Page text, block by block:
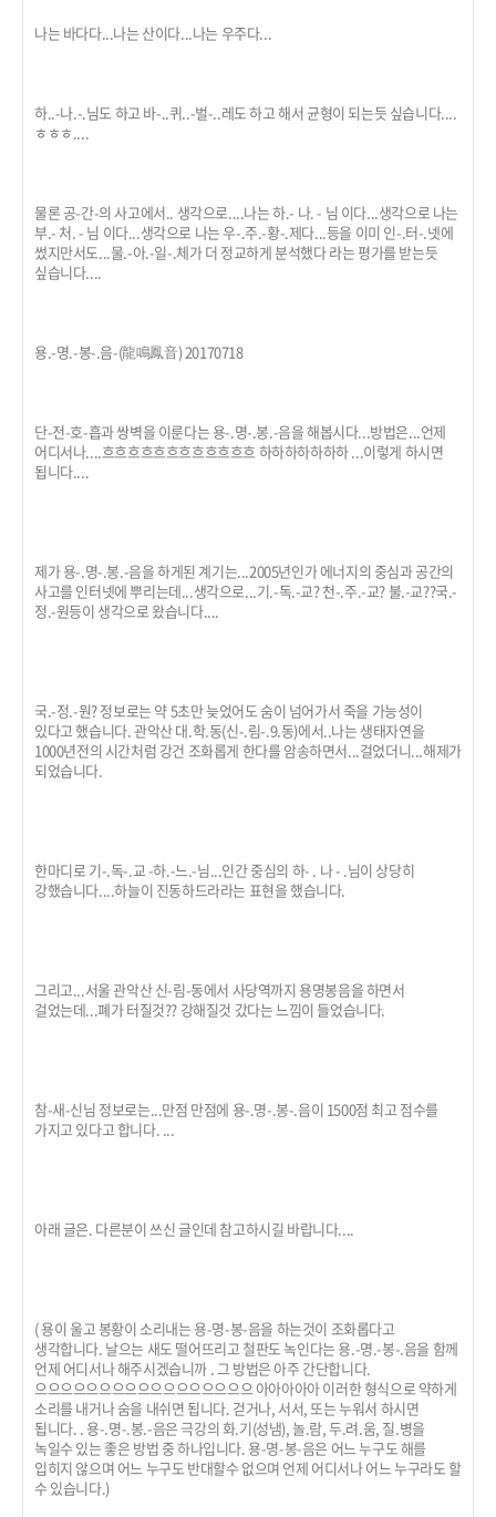
나는 바다다...나는 산이다...나는 우주다...
하..-나.-.님도 하고 바-..퀴..-벌-..레도 하고 해서 균형이 되는듯 싶습니다....
ㅎㅎㅎ....
물론 공-간-의 사고에서.. 생각으로....나는 하.- 나. - 님 이다...생각으로 나는
부.- 처. - 님 이다...생각으로 나는 우-.주.-황-.제다...등을 이미 인-.터-.넷에
썼지만서도...물.-아.-일-.체가 더 정교하게 분석했다 라는 평가를 받는듯
싶습니다....
용.-명.-봉-.음-(龍鳴鳳音) 20170718
단-전-호-흡과 쌍벽을 이룬다는 용-.명-.봉.-음을 해봅시다...방법은...언제
어디서나....흐흐흐흐흐흐흐흐흐흐흐흐 하하하하하하하 ...이렇게 하시면
됩니다....
제가 용-.명-.봉.-음을 하게된 계기는...2005년인가 에너지의 중심과 공간의
사고를 인터넷에 뿌리는데...생각으로...기.-독.-교? 천-.주.-교? 불.-교??국.-
정.-원등이 생각으로 왔습니다....
국.-정.-원? 정보로는 약 5초만 늦었어도 숨이 넘어가서 죽을 가능성이
있다고 했습니다. 관악산 대.학.동(신-.림-.9.동)에서..나는 생태자연을
1000년전의 시간처럼 강건 조화롭게 한다를 암송하면서...걸었더니...해제가
되었습니다.
한마디로 기-.독-.교 -하.-느.-님...인간 중심의 하- . 나 - .님이 상당히
강했습니다....하늘이 진동하드라라는 표현을 했습니다.
그리고...서울 관악산 신-림-동에서 사당역까지 용명봉음을 하면서
걸었는데...폐가 터질것?? 강해질것 갔다는 느낌이 들었습니다.
참-새-신님 정보로는...만점 만점에 용-.명-.봉-.음이 1500점 최고 점수를
가지고 있다고 합니다. ...
아래 글은. 다른분이 쓰신 글인데 참고하시길 바랍니다....
( 용이 울고 봉황이 소리내는 용-명-봉-음을 하는것이 조화롭다고
생각합니다. 날으는 새도 떨어뜨리고 철판도 녹인다는 용.-명.-봉-.음을 함께
언제 어디서나 해주시겠습니까 . 그 방법은 아주 간단합니다.
으으으으으으으으으으으으으으으으으 아아아아아 이러한 형식으로 약하게
소리를 내거나 숨을 내쉬면 됩니다. 걷거나, 서서, 또는 누워서 하시면
됩니다. . 용-.명-.봉.-음은 극강의 화.기(성냄), 놀.람, 두.려.움, 질.병을
녹일수 있는 좋은 방법 중 하나입니다. 용-명-봉-음은 어느 누구도 해를
입히지 않으며 어느 누구도 반대할수 없으며 언제 어디서나 어느 누구라도 할
수 있습니다.)